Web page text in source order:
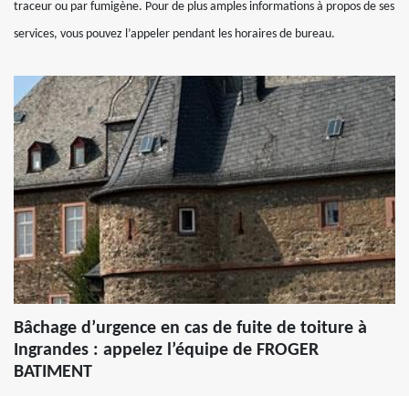
traceur ou par fumigène. Pour de plus amples informations à propos de ses
services, vous pouvez l’appeler pendant les horaires de bureau.
Bâchage d’urgence en cas de fuite de toiture à
Ingrandes : appelez l’équipe de FROGER
BATIMENT